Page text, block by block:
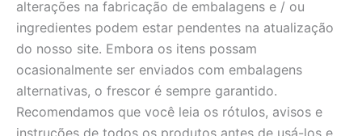
alterações na fabricação de embalagens e / ou
ingredientes podem estar pendentes na atualização
do nosso site. Embora os itens possam
ocasionalmente ser enviados com embalagens
alternativas, o frescor é sempre garantido.
Recomendamos que você leia os rótulos, avisos e
instruções de todos os produtos antes de usá-los e